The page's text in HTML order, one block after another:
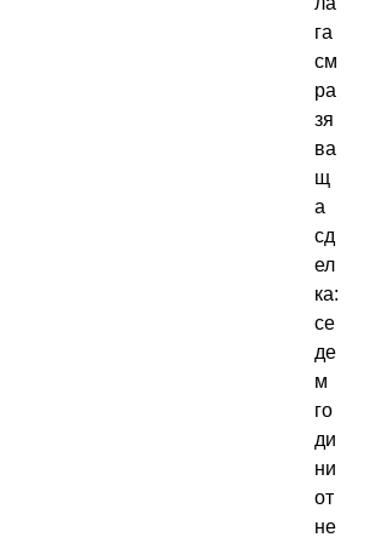
га
см
ра
зя
ва
щ
а
сд
ел
ка:
се
де
м
го
ди
ни
от
не